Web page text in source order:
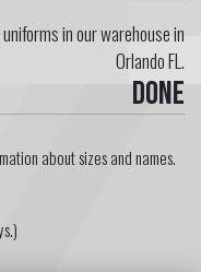
in our warehouse in
Orlando FL.
Done
about sizes and names.